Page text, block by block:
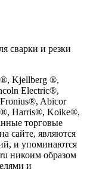
сварки и резки
Kjellberg ®,
Electric®,
Abicor
Harris®, Koike®,
торговые
сайте, являются
и упоминаются
никоим образом
и